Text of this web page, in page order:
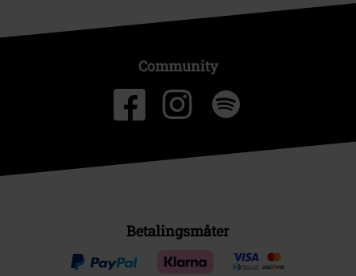
Community
Betalingsmåter